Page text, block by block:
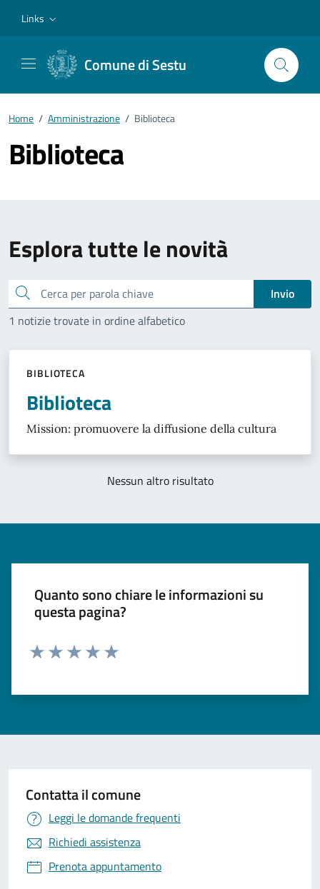
Links
Comune di Sestu
Home / Amministrazione / Biblioteca
Biblioteca
Esplora tutte le novità
Cerca
Invio
1 notizie trovate in ordine alfabetico
BIBLIOTECA
Biblioteca
Mission: promuovere la diffusione della cultura
Nessun altro risultato
Quanto sono chiare le informazioni su
questa pagina?
Contatta il comune
Leggi le domande frequenti
Richiedi assistenza
Prenota appuntamento